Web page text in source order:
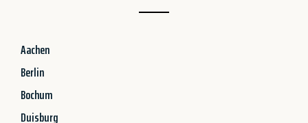
Aachen
Berlin
Bochum
Duisburg